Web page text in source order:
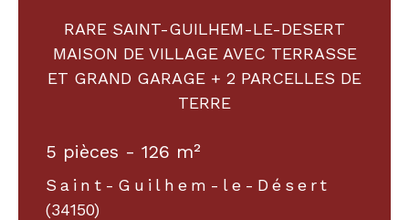
RARE SAINT-GUILHEM-LE-DESERT
MAISON DE VILLAGE AVEC TERRASSE
ET GRAND GARAGE + 2 PARCELLES DE
TERRE
5 pièces - 126 m²
Saint-Guilhem-le-Désert
(34150)